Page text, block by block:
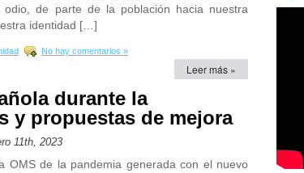
de parte de la población hacia nuestra
identidad […]
No hay comentarios »
Leer más »
durante la
y propuestas de mejora
11th, 2023
OMS de la pandemia generada con el nuevo